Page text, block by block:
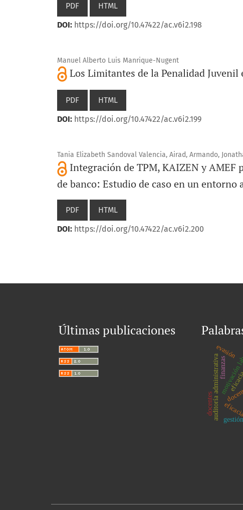
PDF
HTML
DOI: https://doi.org/10.47422/ac.v6i2.198
Manuel Alberto Luis Manrique-Nugent
Los Limitantes de la Penalidad Juvenil
PDF
HTML
DOI: https://doi.org/10.47422/ac.v6i2.199
Tania Elizabeth Sandoval Valencia, Airad, Armando,
Integración de TPM, KAIZEN y
de banco: Estudio de caso en un entorno
PDF
HTML
DOI: https://doi.org/10.47422/ac.v6i2.200
Últimas publicaciones
auditoría administrativa
evasión
gestión
docentes
finanzas